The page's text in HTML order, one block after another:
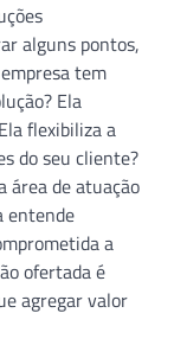
alguns pontos,
tem
Ela
flexibiliza a
do seu cliente?
área de atuação
entende
a
ofertada é
agregar valor